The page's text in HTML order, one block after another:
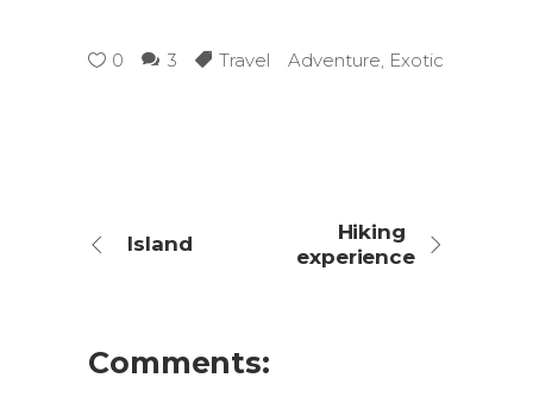
0 3 Travel Adventure Exotic
Island
Hiking
experience
Comments: